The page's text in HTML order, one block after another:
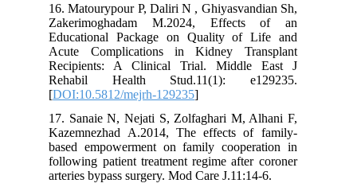
16. Matourypour P, Daliri N , Ghiyasvandian Sh,
Zakerimoghadam M.2024, Effects of an
Educational Package on Quality of Life and
Acute Complications in Kidney Transplant
Recipients: A Clinical Trial. Middle East J
Rehabil Health Stud.11(1): e129235.
[DOI:10.5812/mejrh-129235
17. Sanaie N, Nejati S, Zolfaghari M, Alhani F,
Kazemnezhad A.2014, The effects of family-
based empowerment on family cooperation in
following patient treatment regime after coroner
arteries bypass surgery. Mod Care J.11:14-6.